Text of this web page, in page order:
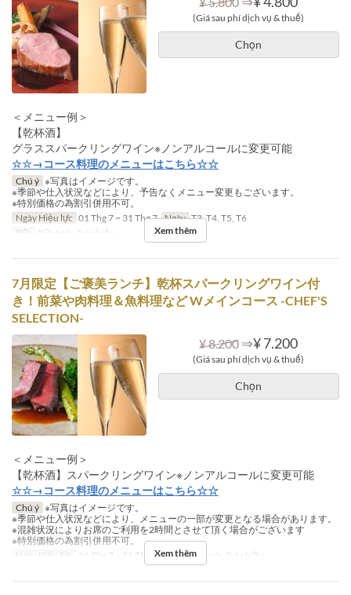
(Giá sau phí dịch vụ & thuế)
Chọn
＜メニュー例＞
【乾杯酒】
グラススパークリングワイン※ノンアルコールに変更可能
☆☆→コース料理のメニューはこちら☆☆
Chú ý ※写真はイメージです。
※季節や仕入状況などにより、予告なくメニュー変更もございます。
※特別価格の為割引併用不可。
Ngày Hiệu lực 01 Thg 7 ~ 31 Thg 7 Ngày T3, T4, T5, T6
Bữa
Bữa trưa, Trà chiều Xem thêm
7月限定【ご褒美ランチ】乾杯スパークリングワイン付
き！前菜や肉料理＆魚料理など Wメインコース -CHEF'S
SELECTION-
¥ 8.200 ⇒¥ 7.200
(Giá sau phí dịch vụ & thuế)
Chọn
＜メニュー例＞
【乾杯酒】スパークリングワイン※ノンアルコールに変更可能
☆☆→コース料理のメニューはこちら☆☆
Chú ý ※写真はイメージです。
※季節や仕入状況などにより、メニューの一部が変更となる場合があります。
※混雑状況によりお席のご利用を2時間とさせて頂く場合がございます
※特別価格の為割引併用不可。
Ngày Hiệu lực
01 Thg 7 ~ 31 Thg 7 Bữa Bữa trưa, Trà chiều
Xem thêm